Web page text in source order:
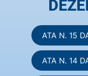
ATA N. 15
ATA N. 14